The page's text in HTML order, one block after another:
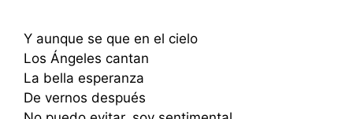
Y aunque se que en el cielo
Los Ángeles cantan
La bella esperanza
De vernos después